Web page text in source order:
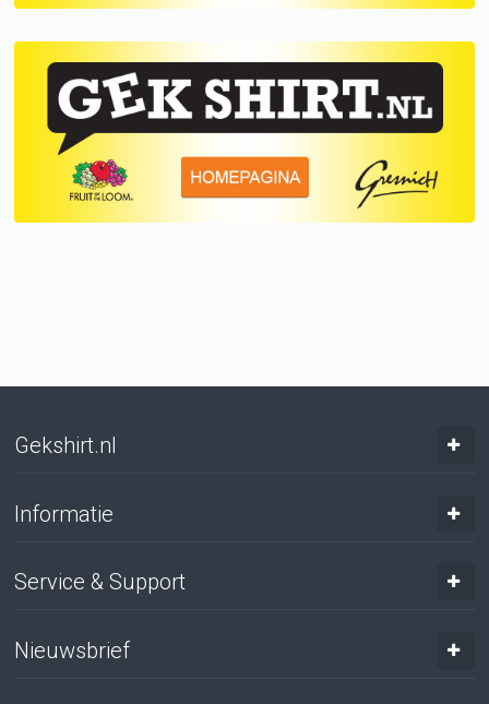
Gekshirt.nl
Informatie
Service & Support
Nieuwsbrief